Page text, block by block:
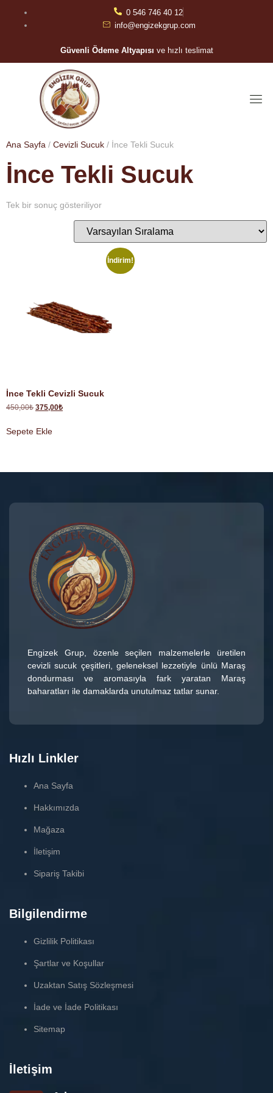
0 546 746 40 12
info@engizekgrup.com
Güvenli Ödeme Altyapısı ve hızlı teslimat
Ana Sayfa / Cevizli Sucuk / İnce Tekli Sucuk
İnce Tekli Sucuk
Tek bir sonuç gösteriliyor
İndirim!
İnce Tekli Cevizli Sucuk
450,00₺ 375,00₺
Sepete Ekle
Engizek Grup, özenle seçilen malzemelerle üretilen
cevizli sucuk çeşitleri, geleneksel lezzetiyle ünlü Maraş
dondurması ve aromasıyla fark yaratan Maraş
baharatları ile damaklarda unutulmaz tatlar sunar.
Hızlı Linkler
Ana Sayfa
Hakkımızda
Mağaza
İletişim
Sipariş Takibi
Bilgilendirme
Gizlilik Politikası
Şartlar ve Koşullar
Uzaktan Satış Sözleşmesi
İade ve İade Politikası
Sitemap
İletişim